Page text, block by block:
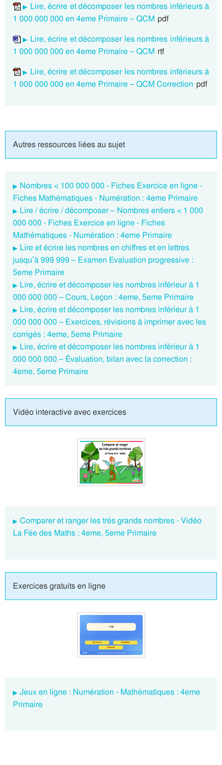
Lire, écrire et décomposer les nombres inférieurs à
1 000 000 000 en 4eme Primaire – QCM pdf
Lire, écrire et décomposer les nombres inférieurs à
1 000 000 000 en 4eme Primaire – QCM rtf
Lire, écrire et décomposer les nombres inférieurs à
1 000 000 000 en 4eme Primaire – QCM Correction pdf
Autres ressources liées au sujet
Nombres < 100 000 000 - Fiches Exercice en ligne -
Fiches Mathématiques - Numération : 4eme Primaire
Lire / écrire / décomposer – Nombres entiers < 1 000
000 000 - Fiches Exercice en ligne - Fiches
Mathématiques - Numération : 4eme Primaire
Lire et écrire les nombres en chiffres et en lettres
jusqu’à 999 999 – Examen Evaluation progressive :
5eme Primaire
Lire, écrire et décomposer les nombres inférieur à 1
000 000 000 – Cours, Leçon : 4eme, 5eme Primaire
Lire, écrire et décomposer les nombres inférieur à 1
000 000 000 – Exercices, révisions à imprimer avec les
corrigés : 4eme, 5eme Primaire
Lire, écrire et décomposer les nombres inférieur à 1
000 000 000 – Évaluation, bilan avec la correction :
4eme, 5eme Primaire
Vidéo interactive avec exercices
Comparer et ranger les très grands nombres - Vidéo
La Fée des Maths : 4eme, 5eme Primaire
Exercices gratuits en ligne
Jeux en ligne : Numération - Mathématiques : 4eme
Primaire